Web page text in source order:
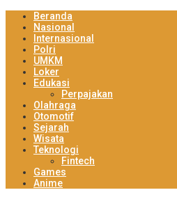
Beranda
Nasional
Internasional
Polri
UMKM
Loker
Edukasi
Perpajakan
Olahraga
Otomotif
Sejarah
Wisata
Teknologi
Fintech
Games
Anime